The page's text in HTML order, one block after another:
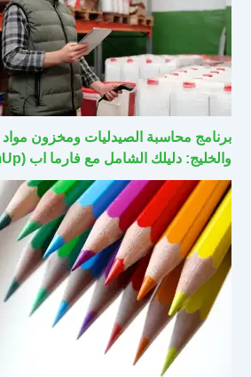
برنامج محاسبة الصيدليات ومخزون مواد
والخليج: دليلك الشامل مع فارما اب (PharmUp)